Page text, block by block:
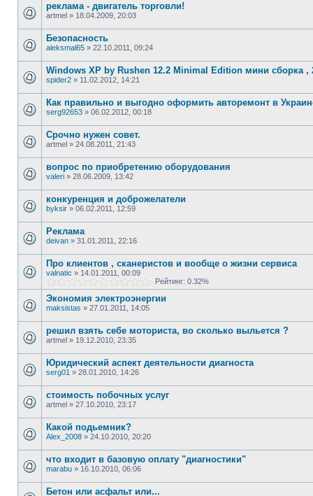
реклама - двигатель торговли!
artmel » 18.04.2009, 20:03
Безопасность
aleksmal65 » 22.10.2011, 09:24
Windows XP by Rushen 12.2 Minimal Edition мини сборка ,
spider2 » 11.02.2012, 14:21
Как правильно и выгодно оформить авторемонт в
serg92653 » 06.02.2012, 00:18
Срочно нужен совет.
artmel » 24.08.2011, 21:43
вопрос по приобретению оборудования
valeri » 28.06.2009, 13:42
конкуренция и доброжелатели
byksir » 06.02.2011, 12:59
Реклама
deivan » 31.01.2011, 22:16
Про клиентов , сканеристов и вообще о жизни сервиса
valnatic » 14.01.2011, 00:09
Рейтинг: 0.32%
Экономия электроэнергии
maksistas » 27.01.2011, 14:05
решил взять себе моториста, во сколько выльется ?
artmel » 19.12.2010, 23:35
Юридический аспект деятельности диагноста
serg01 » 28.01.2010, 14:26
стоимость побочных услуг
artmel » 27.10.2010, 23:17
Какой подьемник?
Alex_2008 » 24.10.2010, 20:20
что входит в базовую оплату "диагностики"
marabu » 16.10.2010, 06:06
Бетон или асфальт или...